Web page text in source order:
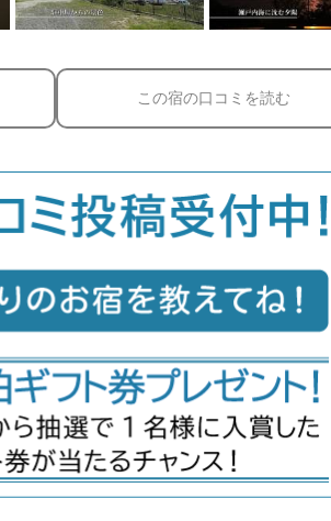
この宿の口コミを読む